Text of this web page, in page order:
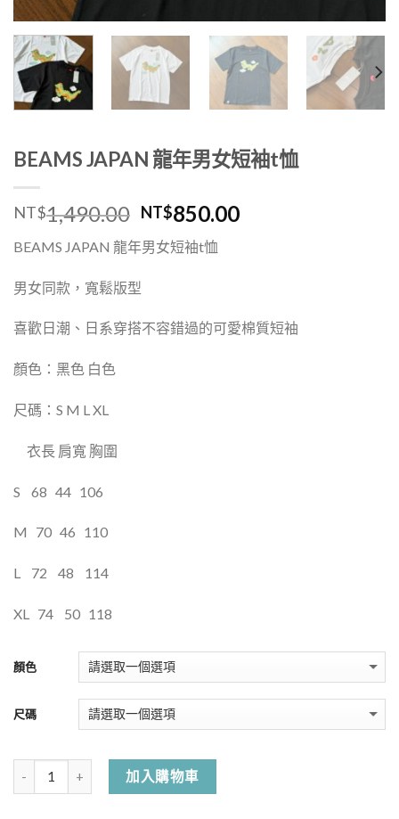
BEAMS JAPAN 龍年男女短袖t恤
NT$1,490.00 NT$850.00
BEAMS JAPAN 龍年男女短袖t恤
男女同款，寬鬆版型
喜歡日潮、日系穿搭不容錯過的可愛棉質短袖
顏色：黑色 白色
尺碼：S M L XL
衣長 肩寬 胸圍
S 68 44 106
M 70 46 110
L 72 48 114
XL 74 50 118
顏色
尺碼
加入購物車